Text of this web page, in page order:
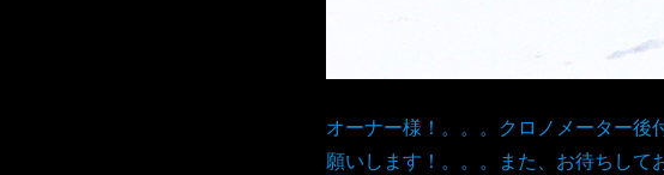
オーナー様！。。。クロノメーター
願いします！。。。また、お待ちして